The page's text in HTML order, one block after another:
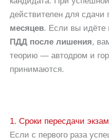
действителен для сдачи
месяцев. Если вы идёте
ПДД после лишения,
теорию — автодром и
принимаются.
1. Сроки пересдачи
Если с первого раза